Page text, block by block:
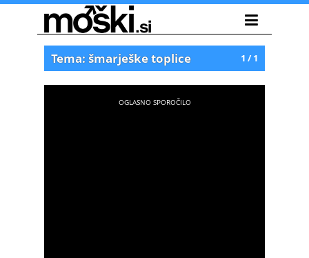
1 / 1
Tema: šmarješke toplice